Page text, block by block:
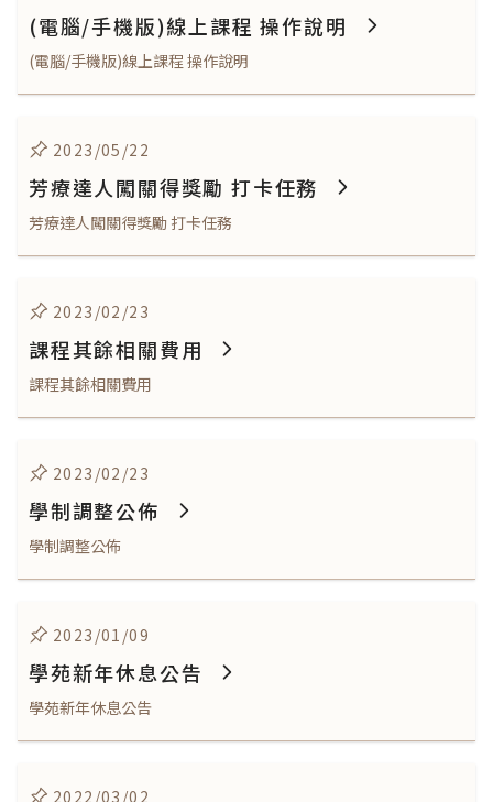
(電腦/手機版)線上課程 操作說明
(電腦/手機版)線上課程 操作說明
2023/05/22
芳療達人闖關得獎勵 打卡任務
芳療達人闖關得獎勵 打卡任務
2023/02/23
課程其餘相關費用
課程其餘相關費用
2023/02/23
學制調整公佈
學制調整公佈
2023/01/09
學苑新年休息公告
學苑新年休息公告
2022/03/02